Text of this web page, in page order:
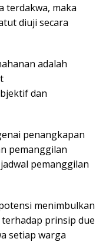
terdakwa, maka
diuji secara
adalah
dan
penangkapan
pemanggilan
pemanggilan
menimbulkan
prinsip due
setiap warga